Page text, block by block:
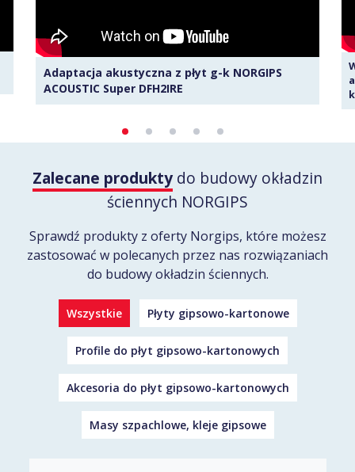
Adaptacja akustyczna z płyt g-k NORGIPS
ACOUSTIC Super DFH2IRE
Zalecane produkty do budowy okładzin
ściennych NORGIPS
Sprawdź produkty z oferty Norgips, które możesz
zastosować w polecanych przez nas rozwiązaniach
do budowy okładzin ściennych.
Wszystkie Płyty gipsowo-kartonowe
Profile do płyt gipsowo-kartonowych
Akcesoria do płyt gipsowo-kartonowych
Masy szpachlowe, kleje gipsowe